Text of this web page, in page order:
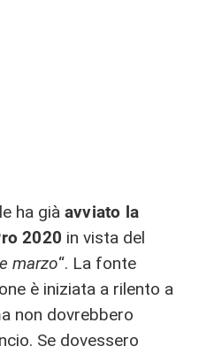
ha già avviato la
2020 in vista del
marzo“. La fonte
è iniziata a rilento a
non dovrebbero
Se dovessero